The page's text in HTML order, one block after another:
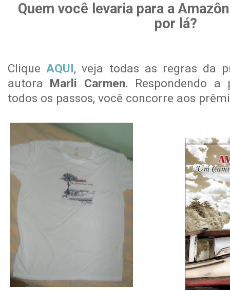
Quem você levaria para a
por lá?
CliqueAQUI, veja todas as regras da
autora Marli Carmen. Respondendo a
todos os passos, você concorre aos